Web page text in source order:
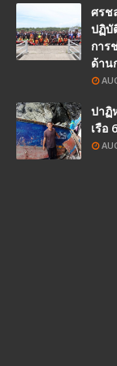
ศรช
ปฏิบั
การ
ด้าน
ปาฏิ
เรือ